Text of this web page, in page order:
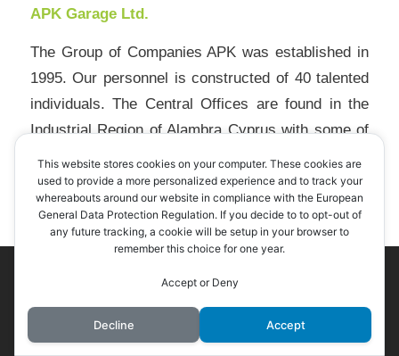
APK Garage Ltd.
The Group of Companies APK was established in
1995. Our personnel is constructed of 40 talented
individuals. The Central Offices are found in the
Industrial Region of Alambra Cyprus with some of
the departments and its companies in a large
extent of installations and equipment. We serve a
large spectrum of customers which include
organizations such as ATIK, KEO, CTC, and EMS
Airport. We offer quality services that touch upon
the requirements of our customers.
Our Actions Include:
agreeing to our use of cookies.
Learn more
This website stores cookies on your computer. These cookies are
used to provide a more personalized experience and to track your
whereabouts around our website in compliance with the European
General Data Protection Regulation. If you decide to to opt-out of
any future tracking, a cookie will be setup in your browser to
remember this choice for one year.
Accept or Deny
Decline Accept